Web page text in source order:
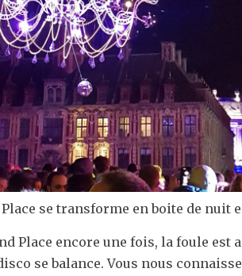
Place se transforme en boite de nuit
Place encore une fois, la foule est
se balance. Vous nous